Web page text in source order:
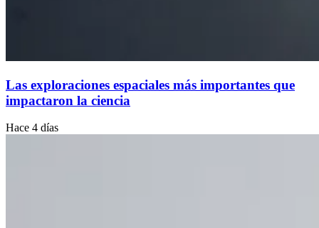
Las exploraciones espaciales más importantes que
impactaron la ciencia
Hace 4 días